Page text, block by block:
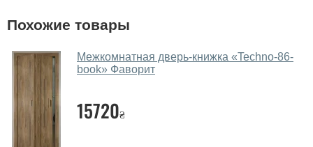
дверей.
межкомнатные двери фаворит?
Да. Мы консультируем покупателей
Похожие товары
Межкомнатная дверь-книжка «Techno-86-
book» Фаворит
15720₴